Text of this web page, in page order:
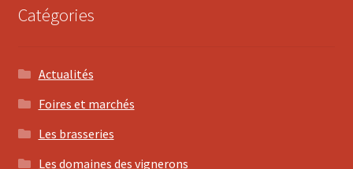
Catégories
Actualités
Foires et marchés
Les brasseries
Les domaines des vignerons